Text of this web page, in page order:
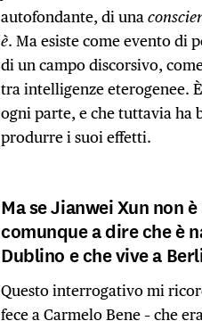
autofondante, di una
è. Ma esiste come evento di
di un campo discorsivo,
tra intelligenze eterogenee.
ogni parte, e che tuttavia ha
produrre i suoi effetti.
Ma se Jianwei Xun non
comunque a dire che è
Dublino e che vive a
Questo interrogativo mi
fece a Carmelo Bene – che